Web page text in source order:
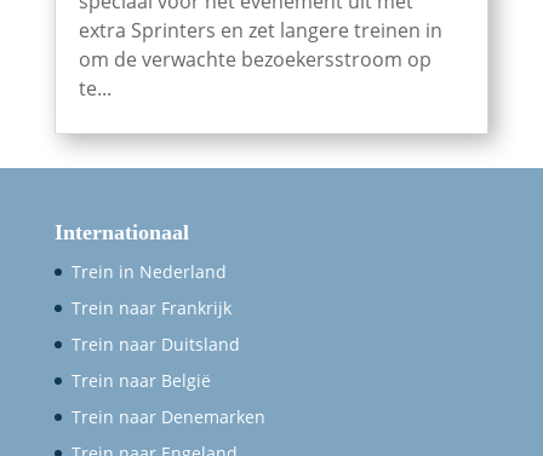
extra Sprinters en zet langere treinen in
om de verwachte bezoekersstroom op
te...
Internationaal
Trein in Nederland
Trein naar Frankrijk
Trein naar Duitsland
Trein naar België
Trein naar Denemarken